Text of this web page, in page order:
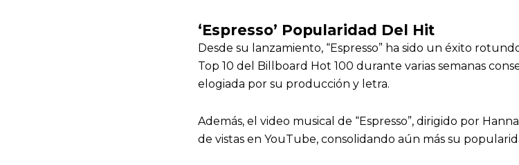
‘Espresso’ Popularidad Del Hit
Desde su lanzamiento, “Espresso” ha sido un éxito
Top 10 del Billboard Hot 100 durante varias semanas
elogiada por su producción y letra.
Además, el video musical de “Espresso”, dirigido por
de vistas en YouTube, consolidando aún más su